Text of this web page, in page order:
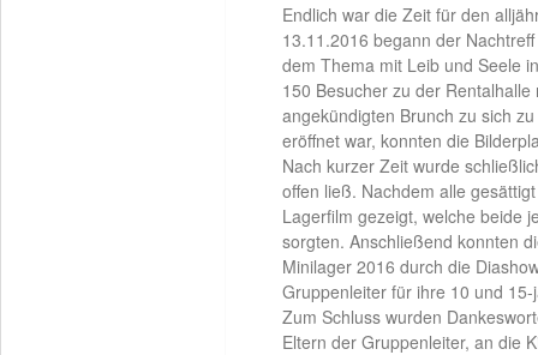
Endlich war die Zeit für den
13.11.2016 begann der
dem Thema mit Leib und Seele
150 Besucher zu der
angekündigten Brunch zu sich
eröffnet war, konnten die
Nach kurzer Zeit wurde
offen ließ. Nachdem alle
Lagerfilm gezeigt, welche beide
sorgten. Anschließend konnten
Minilager 2016 durch die
Gruppenleiter für ihre 10 und
Zum Schluss wurden
Eltern der Gruppenleiter, an die